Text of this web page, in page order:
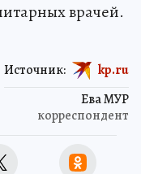
врачей.
Ева МУР
корреспондент
Источник: kp.ru